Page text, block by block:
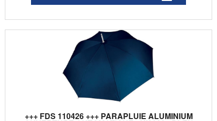
+++ FDS 110426 +++ PARAPLUIE ALUMINIUM